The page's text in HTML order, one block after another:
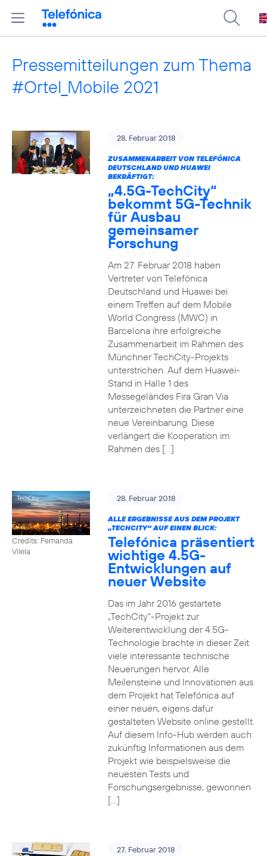
Pressemitteilungen zum Thema
#Ortel_Mobile 2021
28. Februar 2018
ZUSAMMENARBEIT VON TELEFÓNICA
DEUTSCHLAND UND HUAWEI
BEKRÄFTIGT:
„4.5G-TechCity“
bekommt 5G-Technik
für Ausbau
gemeinsamer
Forschung
Am 27. Februar 2018 haben
Vertreter von Telefónica
Deutschland und Huawei bei
einem Treffen auf dem Mobile
World Congress (MWC) in
Barcelona ihre erfolgreiche
Zusammenarbeit im Rahmen des
Münchner TechCity-Projekts
unterstrichen. Auf dem Huawei-
Stand in Halle 1 des
Messegeländes Fira Gran Via
unterzeichneten die Partner eine
neue Vereinbarung. Diese
verlängert die Kooperation im
Rahmen des […]
Credits: Fernanda
Vilela
28. Februar 2018
ALLE ERGEBNISSE AUS DEM PROJEKT
„TECHCITY“ AUF EINEN BLICK:
Telefónica präsentiert
wichtige 4.5G-
Entwicklungen auf
neuer Website
Das im Jahr 2016 gestartete
„TechCity“-Projekt zur
Weiterentwicklung der 4.5G-
Technologie brachte in dieser Zeit
viele interessante technische
Neuerungen hervor. Alle
Meilensteine und Innovationen aus
dem Projekt hat Telefónica auf
einer neuen, eigens dafür
gestalteten Website online gestellt.
Auf diesem Info-Hub werden auch
zukünftig Informationen aus dem
Projekt wie beispielsweise die
neuesten Tests und
Forschungsergebnisse, gewonnen
[…]
27. Februar 2018